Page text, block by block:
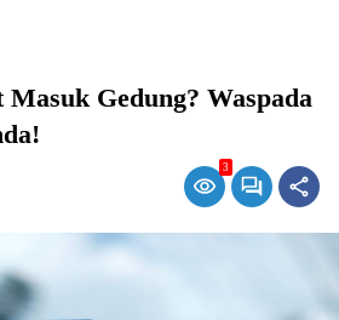
Gedung? Waspada
3